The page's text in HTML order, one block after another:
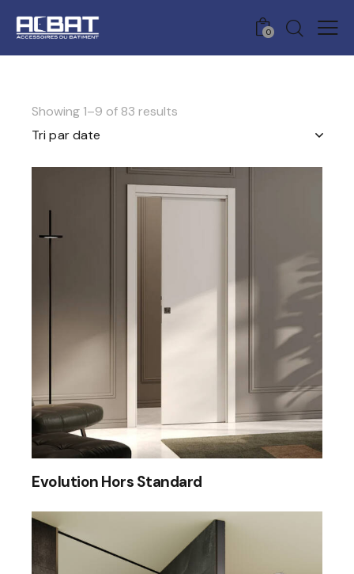
0
Showing 1–9 of 83 results
Evolution Hors Standard